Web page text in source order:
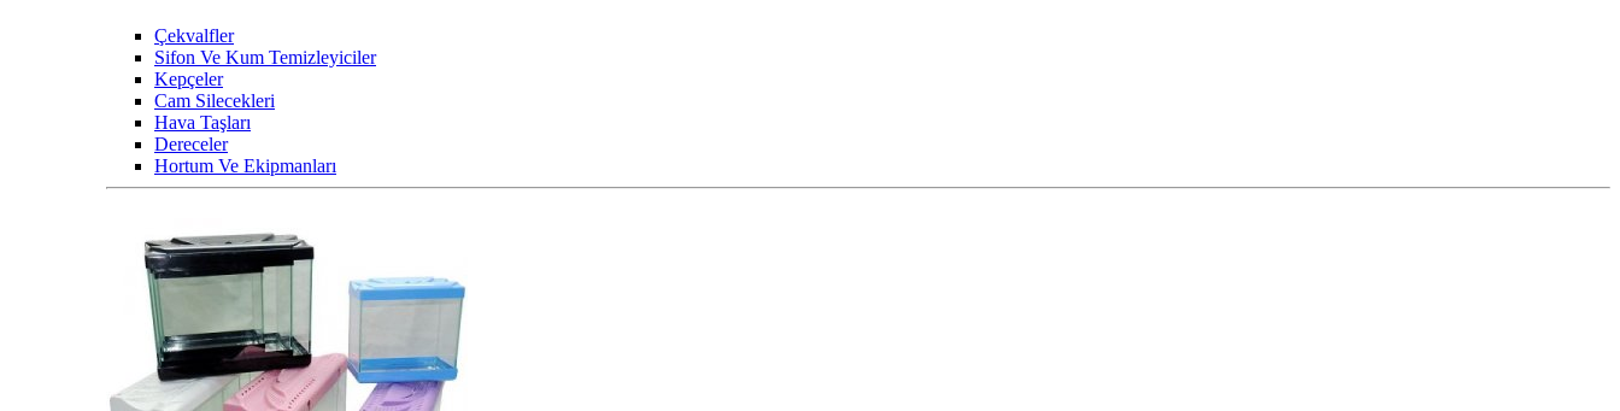
Çekvalfler
Sifon Ve Kum Temizleyiciler
Kepçeler
Cam Silecekleri
Hava Taşları
Dereceler
Hortum Ve Ekipmanları